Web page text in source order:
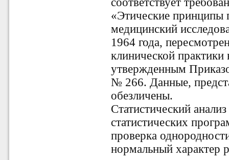
«Этические принципы
медицинский
1964 года,
клинической
утвержденным
№ 266. Данные,
обезличены.
Статистический
статистических
проверка
нормальный характер